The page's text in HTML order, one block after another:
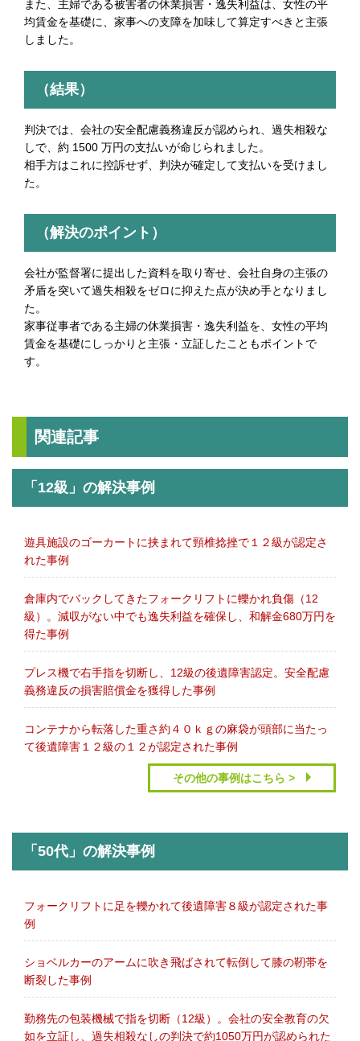
また、主婦である被害者の休業損害・逸失利益は、女性の平
均賃金を基礎に、家事への支障を加味して算定すべきと主張
しました。
（結果）
判決では、会社の安全配慮義務違反が認められ、過失相殺な
しで、約 1500 万円の支払いが命じられました。
相手方はこれに控訴せず、判決が確定して支払いを受けまし
た。
（解決のポイント）
会社が監督署に提出した資料を取り寄せ、会社自身の主張の
矛盾を突いて過失相殺をゼロに抑えた点が決め手となりまし
た。
家事従事者である主婦の休業損害・逸失利益を、女性の平均
賃金を基礎にしっかりと主張・立証したこともポイントで
す。
関連記事
「12級」の解決事例
遊具施設のゴーカートに挟まれて頸椎捻挫で１２級が認定さ
れた事例
倉庫内でバックしてきたフォークリフトに轢かれ負傷（12
級）。減収がない中でも逸失利益を確保し、和解金680万円を
得た事例
プレス機で右手指を切断し、12級の後遺障害認定。安全配慮
義務違反の損害賠償金を獲得した事例
コンテナから転落した重さ約４０ｋｇの麻袋が頭部に当たっ
て後遺障害１２級の１２が認定された事例
その他の事例はこちら >
「50代」の解決事例
フォークリフトに足を轢かれて後遺障害８級が認定された事
例
ショベルカーのアームに吹き飛ばされて転倒して膝の靭帯を
断裂した事例
勤務先の包装機械で指を切断（12級）。会社の安全教育の欠
如を立証し、過失相殺なしの判決で約1050万円が認められた